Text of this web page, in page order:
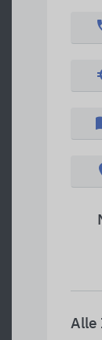
Alle